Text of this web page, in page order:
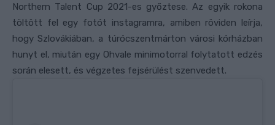
Northern Talent Cup 2021-es győztese. Az egyik rokona
töltött fel egy fotót instagramra, amiben röviden leírja,
hogy Szlovákiában, a túrócszentmárton városi kórházban
hunyt el, miután egy Ohvale minimotorral folytatott edzés
során elesett, és végzetes fejsérülést szenvedett.